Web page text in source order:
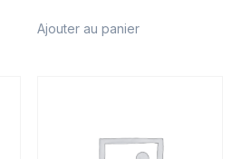
Ajouter au panier